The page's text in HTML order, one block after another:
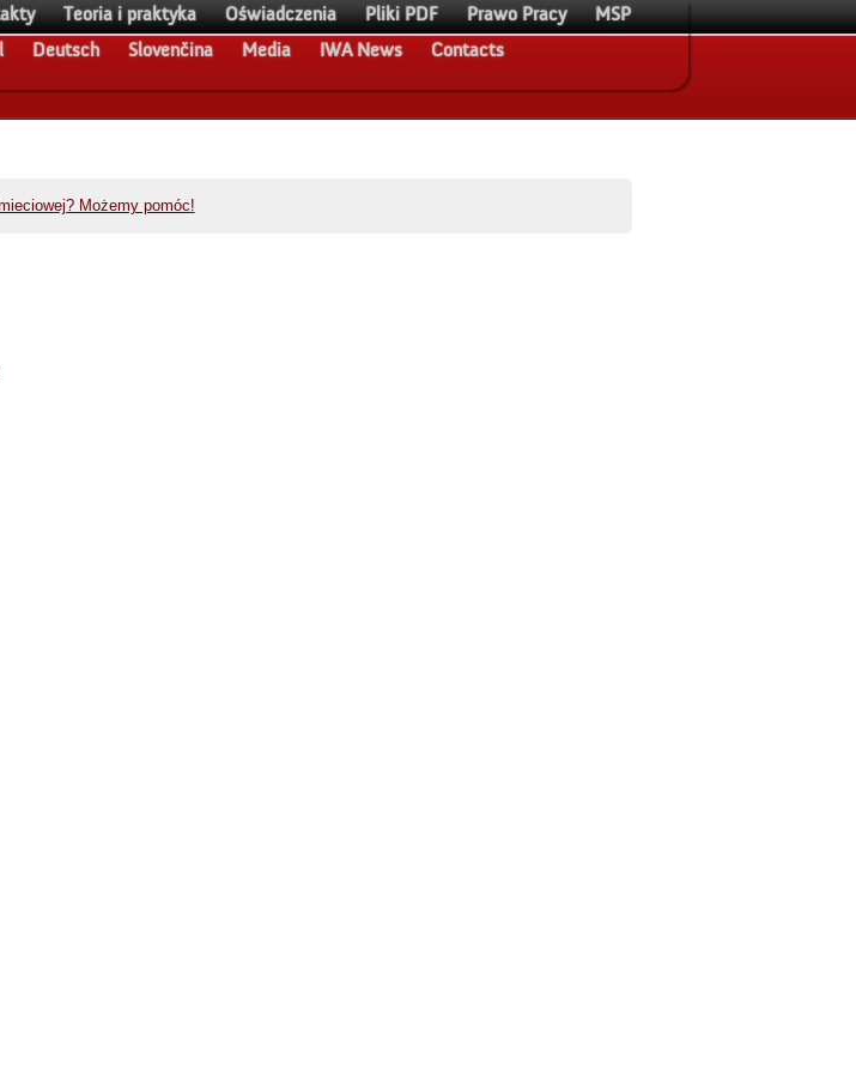
Teoria i praktyka Oświadczenia Pliki PDF Prawo Pracy
MSP
Deutsch Slovenčina Media IWA News Contacts
Możemy pomóc!